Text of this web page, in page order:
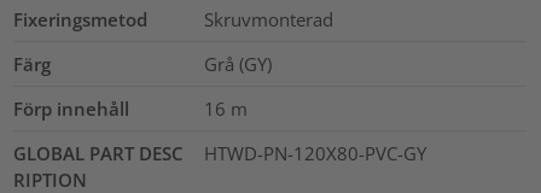
Fixeringsmetod
Skruvmonterad
Färg
Grå (GY)
Förp innehåll
16 m
GLOBAL PART DESC
RIPTION
HTWD-PN-120X80-PVC-GY